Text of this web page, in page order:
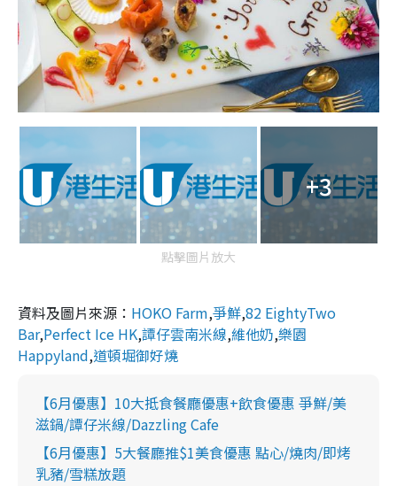
+3
點擊圖片放大
資料及圖片來源： HOKO Farm,爭鮮,82 EightyTwo
Bar,Perfect Ice HK,譚仔雲南米線,維他奶,樂園
Happyland,道頓堀御好燒
【6月優惠】10大抵食餐廳優惠+飲食優惠 爭鮮/美
滋鍋/譚仔米線/Dazzling Cafe
【6月優惠】5大餐廳推$1美食優惠 點心/燒肉/即烤
乳豬/雪糕放題